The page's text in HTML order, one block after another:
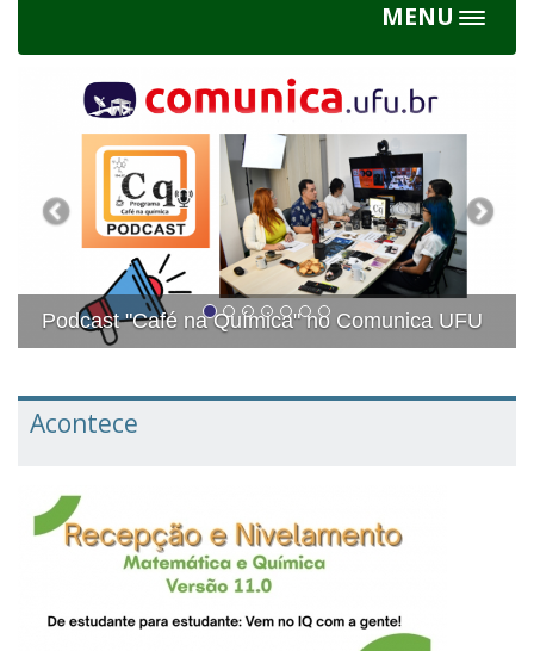
MENU
Toggle
UFU
PLANO DE DESENVOLVIMENTO E
EXPANSÃO DO IQUFU - PDE-IQUFU/
2027
Previous
Acontece